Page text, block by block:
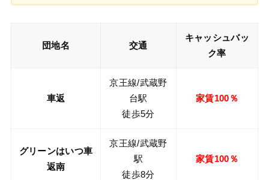
団地名 交通
キャッシュバッ
ク率
車返
京王線/武蔵野
台駅
徒歩5分
家賃100％
グリーンはいつ車
返南
京王線/武蔵野
駅
徒歩8分
家賃100％